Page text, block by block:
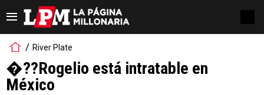
River Plate
�??Rogelio está intratable en
México